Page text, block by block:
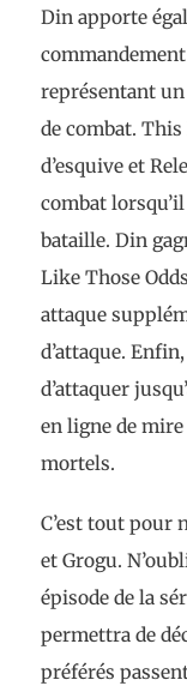
Din apporte
représentant un
de combat.
d’esquive et
combat
bataille. Din
Like Those
attaque
d’attaque.
d’attaquer
en ligne de
mortels.
C’est tout pour
et Grogu.
épisode de la
permettra de
préférés